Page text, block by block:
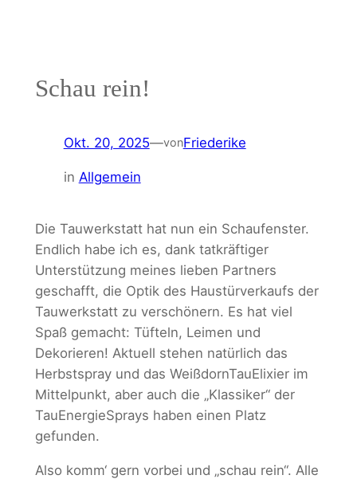
Schau rein!
Okt. 20, 2025—vonFriederike
in Allgemein
Die Tauwerkstatt hat nun ein Schaufenster.
Endlich habe ich es, dank tatkräftiger
Unterstützung meines lieben Partners
geschafft, die Optik des Haustürverkaufs der
Tauwerkstatt zu verschönern. Es hat viel
Spaß gemacht: Tüfteln, Leimen und
Dekorieren! Aktuell stehen natürlich das
Herbstspray und das WeißdornTauElixier im
Mittelpunkt, aber auch die „Klassiker“ der
TauEnergieSprays haben einen Platz
gefunden.
Also komm‘ gern vorbei und „schau rein“. Alle